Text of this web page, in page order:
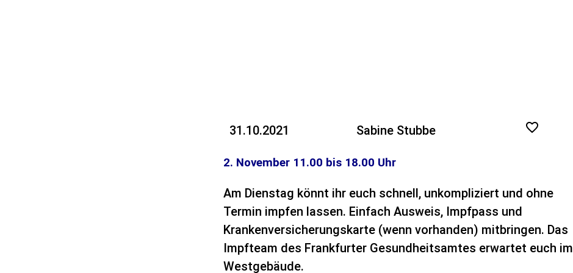
31.10.2021 Sabine Stubbe
2. November 11.00 bis 18.00 Uhr
Am Dienstag könnt ihr euch schnell, unkompliziert und ohne
Termin impfen lassen. Einfach Ausweis, Impfpass und
Krankenversicherungskarte (wenn vorhanden) mitbringen. Das
Impfteam des Frankfurter Gesundheitsamtes erwartet euch im
Westgebäude.